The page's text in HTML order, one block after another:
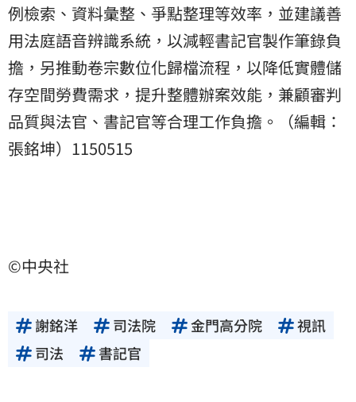
例檢索、資料彙整、爭點整理等效率，並建議善
用法庭語音辨識系統，以減輕書記官製作筆錄負
擔，另推動卷宗數位化歸檔流程，以降低實體儲
存空間勞費需求，提升整體辦案效能，兼顧審判
品質與法官、書記官等合理工作負擔。（編輯：
張銘坤）1150515
©中央社
謝銘洋 司法院 金門高分院
視訊
司法
書記官